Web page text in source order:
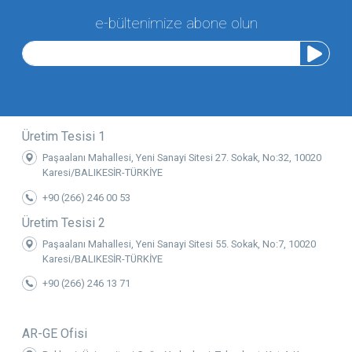
e-bültenimize abone olun
Üretim Tesisi 1
Paşaalanı Mahallesi, Yeni Sanayi Sitesi 27. Sokak, No:32, 10020
Karesi/BALIKESİR-TÜRKİYE
+90 (266) 246 00 53
Üretim Tesisi 2
Paşaalanı Mahallesi, Yeni Sanayi Sitesi 55. Sokak, No:7, 10020
Karesi/BALIKESİR-TÜRKİYE
+90 (266) 246 13 71
AR-GE Ofisi